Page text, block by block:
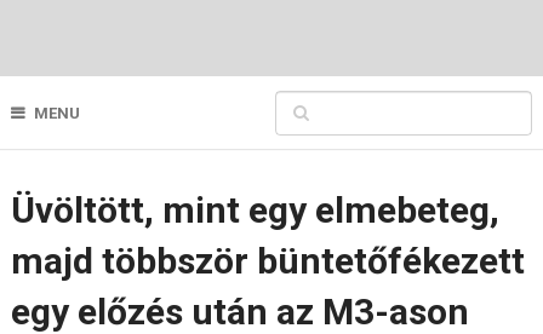
MENU
Üvöltött, mint egy elmebeteg,
majd többször büntetőfékezett
egy előzés után az M3-ason